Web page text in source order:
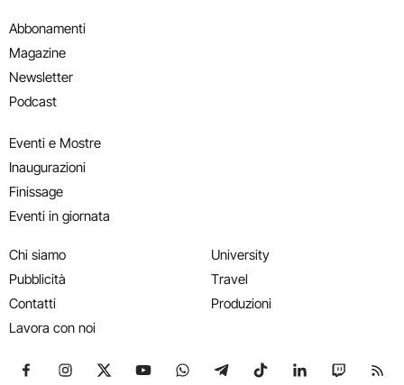
Abbonamenti
Magazine
Newsletter
Podcast
Eventi e Mostre
Inaugurazioni
Finissage
Eventi in giornata
Chi siamo
Pubblicità
Contatti
Lavora con noi
University
Travel
Produzioni
Seguici su Facebook
Seguici su Instagram
Seguici su X
Seguici su YouTube
Seguici su WhatsApp
Seguici su Telegram
Seguici su TikTok
Seguici su
Seguici